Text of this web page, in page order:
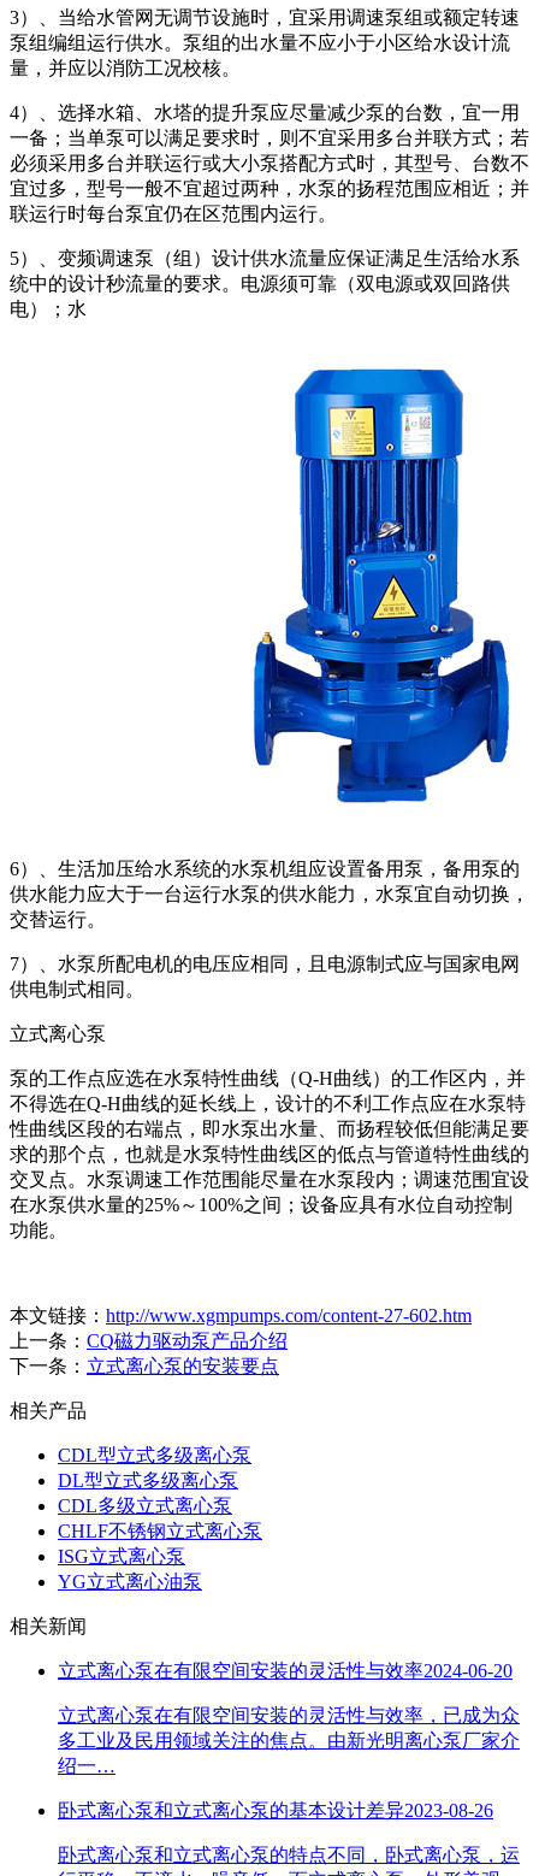
3）、当给水管网无调节设施时，宜采用调速泵组或额定转速
泵组编组运行供水。泵组的出水量不应小于小区给水设计流
量，并应以消防工况校核。
4）、选择水箱、水塔的提升泵应尽量减少泵的台数，宜一用
一备；当单泵可以满足要求时，则不宜采用多台并联方式；若
必须采用多台并联运行或大小泵搭配方式时，其型号、台数不
宜过多，型号一般不宜超过两种，水泵的扬程范围应相近；并
联运行时每台泵宜仍在区范围内运行。
5）、变频调速泵（组）设计供水流量应保证满足生活给水系
统中的设计秒流量的要求。电源须可靠（双电源或双回路供
电）；水
6）、生活加压给水系统的水泵机组应设置备用泵，备用泵的
供水能力应大于一台运行水泵的供水能力，水泵宜自动切换，
交替运行。
7）、水泵所配电机的电压应相同，且电源制式应与国家电网
供电制式相同。
立式离心泵
泵的工作点应选在水泵特性曲线（Q-H曲线）的工作区内，并
不得选在Q-H曲线的延长线上，设计的不利工作点应在水泵特
性曲线区段的右端点，即水泵出水量、而扬程较低但能满足要
求的那个点，也就是水泵特性曲线区的低点与管道特性曲线的
交叉点。水泵调速工作范围能尽量在水泵段内；调速范围宜设
在水泵供水量的25%～100%之间；设备应具有水位自动控制
功能。
本文链接： http://www.xgmpumps.com/content-27-602.htm
上一条： CQ磁力驱动泵产品介绍
下一条： 立式离心泵的安装要点
相关产品
CDL型立式多级离心泵
DL型立式多级离心泵
CDL多级立式离心泵
CHLF不锈钢立式离心泵
ISG立式离心泵
YG立式离心油泵
相关新闻
立式离心泵在有限空间安装的灵活性与效率2024-06-20
立式离心泵在有限空间安装的灵活性与效率，已成为众
多工业及民用领域关注的焦点。由新光明离心泵厂家介
绍一…
卧式离心泵和立式离心泵的基本设计差异2023-08-26
卧式离心泵和立式离心泵的特点不同，卧式离心泵，运